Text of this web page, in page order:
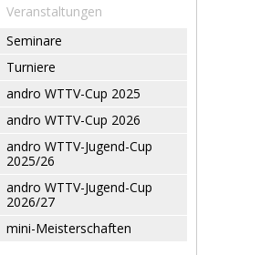
Veranstaltungen
Seminare
Turniere
andro WTTV-Cup 2025
andro WTTV-Cup 2026
andro WTTV-Jugend-Cup
2025/26
andro WTTV-Jugend-Cup
2026/27
mini-Meisterschaften